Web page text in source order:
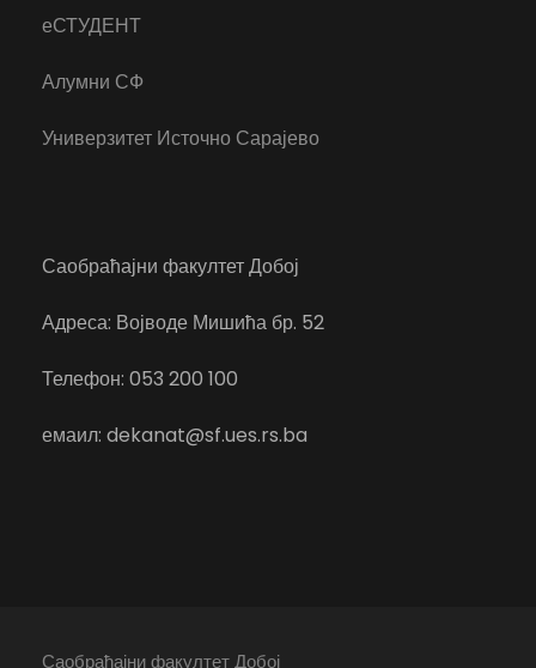
еСТУДЕНТ
Алумни СФ
Универзитет Источно Сарајево
Саобраћајни факултет Добој
Адреса: Војводе Мишића бр. 52
Телефон: 053 200 100
емаил: dekanat@sf.ues.rs.ba
Саобраћајни факултет Добој